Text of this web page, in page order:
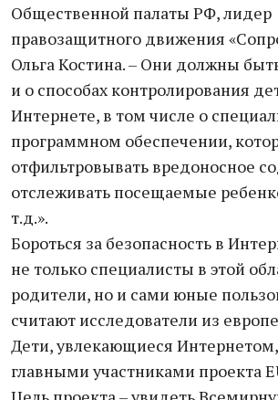
Общественной палаты РФ, лидер
правозащитного движения
Ольга Костина. – Они должны
и о способах контролирования
Интернете, в том числе о
программном обеспечении,
отфильтровывать вредоносное
отслеживать посещаемые
т.д.».
Бороться за безопасность в
не только специалисты в этой
родители, но и сами юные
считают исследователи из
Дети, увлекающиеся
главными участниками проекта